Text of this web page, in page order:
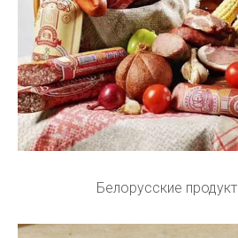
Белорусские